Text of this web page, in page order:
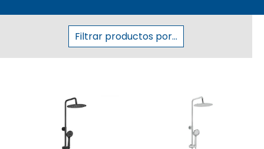
Filtrar productos por...